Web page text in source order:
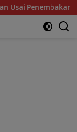
Usai Penembakan,